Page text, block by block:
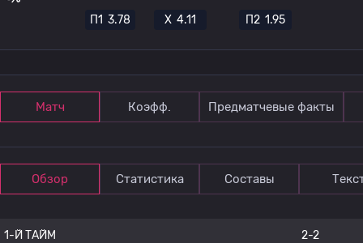
П1 3.78 Х 4.11 П2 1.95
Матч Коэфф. Предматчевые факты
Обзор Статистика Составы
1-Й ТАЙМ 2-2